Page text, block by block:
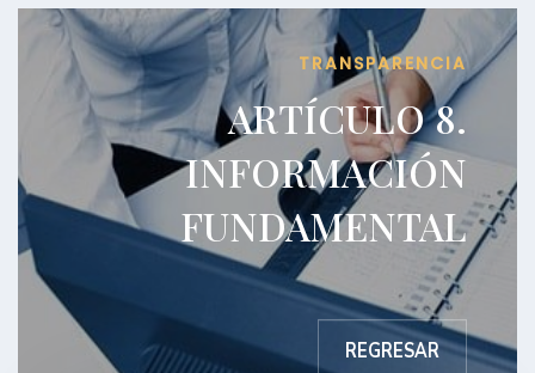
TRANSPARENCIA
ARTÍCULO 8.
INFORMACIÓN
FUNDAMENTAL
Fracción V-V
REGRESAR